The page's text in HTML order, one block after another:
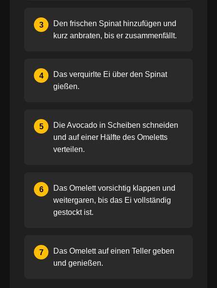
3
Den frischen Spinat hinzufügen und
kurz anbraten, bis er zusammenfällt.
4
Das verquirlte Ei über den Spinat
gießen.
5
Die Avocado in Scheiben schneiden
und auf einer Hälfte des Omeletts
verteilen.
6
Das Omelett vorsichtig klappen und
weitergaren, bis das Ei vollständig
gestockt ist.
7
Das Omelett auf einen Teller geben
und genießen.